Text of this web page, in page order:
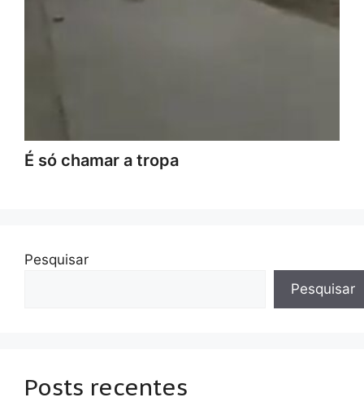
É só chamar a tropa
Pesquisar
Pesquisar
Posts recentes